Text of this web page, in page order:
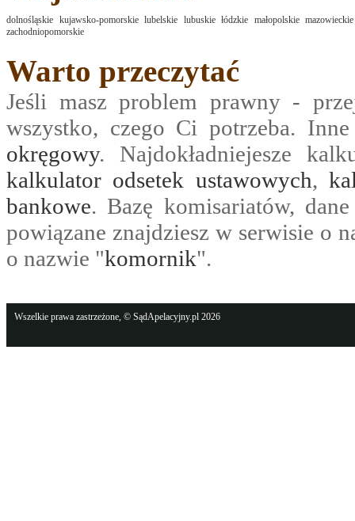
dolnośląskie kujawsko-pomorskie lubelskie lubuskie łódzkie małopolskie mazowieckie
zachodniopomorskie
Warto przeczytać
Jeśli masz problem prawny -
wszystko, czego Ci potrzeba.
okręgowy. Najdokładniejesze
kalkulator odsetek ustawowych,
bankowe. Bazę komisariatów,
powiązane znajdziesz w serwisie o
o nazwie "komornik".
Wszelkie prawa zastrzeżone, © SądApelacyjny.pl 2026